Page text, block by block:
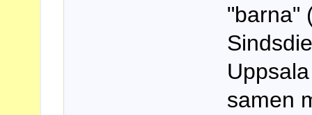
"barna"
samen